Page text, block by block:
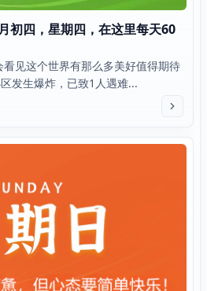
初四，星期四，在这里每天60
见这个世界有那么多美好值得期待
发生爆炸，已致1人遇难...